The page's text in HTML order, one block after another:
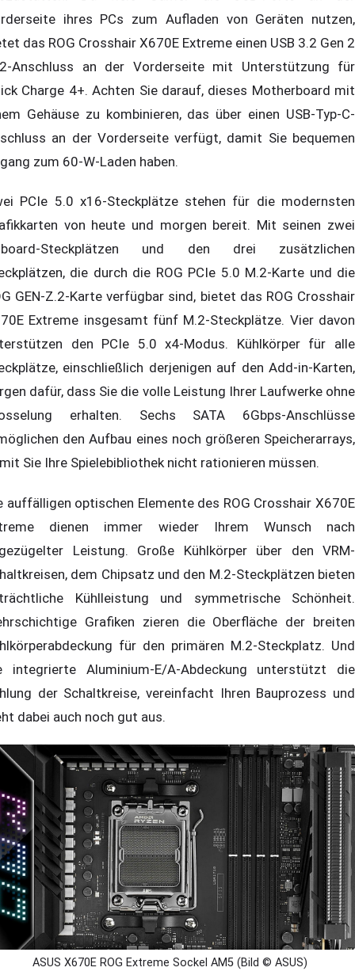
ihres PCs zum Aufladen von Geräten nutzen,
das ROG Crosshair X670E Extreme einen USB 3.2 Gen 2
Anschluss an der Vorderseite mit Unterstützung für
Charge 4+. Achten Sie darauf, dieses Motherboard mit
Gehäuse zu kombinieren, das über einen USB-Typ-C-
an der Vorderseite verfügt, damit Sie bequemen
zum 60-W-Laden haben.
PCIe 5.0 x16-Steckplätze stehen für die modernsten
von heute und morgen bereit. Mit seinen zwei
Steckplätzen und den drei zusätzlichen
die durch die ROG PCIe 5.0 M.2-Karte und die
GEN-Z.2-Karte verfügbar sind, bietet das ROG Crosshair
Extreme insgesamt fünf M.2-Steckplätze. Vier davon
den PCIe 5.0 x4-Modus. Kühlkörper für alle
einschließlich derjenigen auf den Add-in-Karten,
dafür, dass Sie die volle Leistung Ihrer Laufwerke ohne
erhalten. Sechs SATA 6Gbps-Anschlüsse
den Aufbau eines noch größeren Speicherarrays,
Sie Ihre Spielebibliothek nicht rationieren müssen.
auffälligen optischen Elemente des ROG Crosshair X670E
dienen immer wieder Ihrem Wunsch nach
Leistung. Große Kühlkörper über den VRM-
dem Chipsatz und den M.2-Steckplätzen bieten
Kühlleistung und symmetrische Schönheit.
Grafiken zieren die Oberfläche der breiten
für den primären M.2-Steckplatz. Und
integrierte Aluminium-E/A-Abdeckung unterstützt die
der Schaltkreise, vereinfacht Ihren Bauprozess und
dabei auch noch gut aus.
ASUS X670E ROG Extreme Sockel AM5 (Bild © ASUS)